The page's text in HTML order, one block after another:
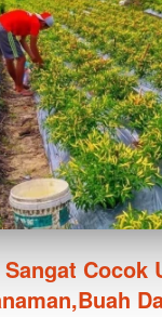
Cocok